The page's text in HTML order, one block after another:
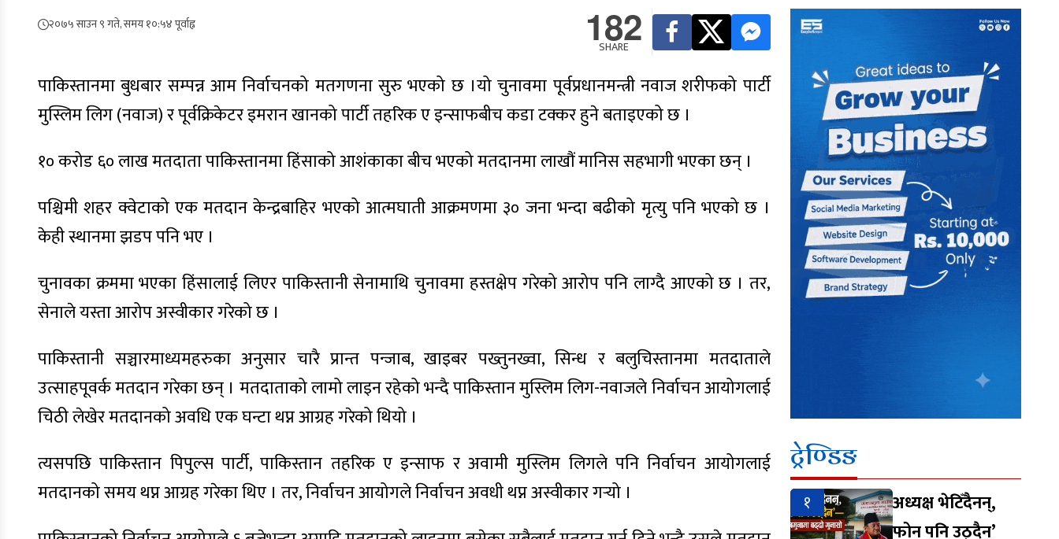
२०७५ साउन ९ गते, समय १०:५४ पूर्वाह्न 182
SHARE
पाकिस्तानमा बुधबार सम्पन्न आम निर्वाचनको मतगणना सुरु भएको छ ।यो चुनावमा पूर्वप्रधानमन्त्री नवाज शरीफको पार्टी
मुस्लिम लिग (नवाज) र पूर्वक्रिकेटर इमरान खानको पार्टी तहरिक ए इन्साफबीच कडा टक्कर हुने बताइएको छ ।
१० करोड ६० लाख मतदाता पाकिस्तानमा हिंसाको आशंकाका बीच भएको मतदानमा लाखौं मानिस सहभागी भएका छन् ।
पश्चिमी शहर क्वेटाको एक मतदान केन्द्रबाहिर भएको आत्मघाती आक्रमणमा ३० जना भन्दा बढीको मृत्यु पनि भएको छ ।
केही स्थानमा झडप पनि भए ।
चुनावका क्रममा भएका हिंसालाई लिएर पाकिस्तानी सेनामाथि चुनावमा हस्तक्षेप गरेको आरोप पनि लाग्दै आएको छ । तर,
सेनाले यस्ता आरोप अस्वीकार गरेको छ ।
पाकिस्तानी सञ्चारमाध्यमहरुका अनुसार चारै प्रान्त पन्जाब, खाइबर पख्तुनख्वा, सिन्ध र बलुचिस्तानमा मतदाताले
उत्साहपूवर्क मतदान गरेका छन् । मतदाताको लामो लाइन रहेको भन्दै पाकिस्तान मुस्लिम लिग-नवाजले निर्वाचन आयोगलाई
चिठी लेखेर मतदानको अवधि एक घन्टा थप्न आग्रह गरेको थियो ।
त्यसपछि पाकिस्तान पिपुल्स पार्टी, पाकिस्तान तहरिक ए इन्साफ र अवामी मुस्लिम लिगले पनि निर्वाचन आयोगलाई
मतदानको समय थप्न आग्रह गरेका थिए । तर, निर्वाचन आयोगले निर्वाचन अवधी थप्न अस्वीकार गर्‍यो ।
ट्रेण्डिङ
१
अध्यक्ष भेटिँदैनन्,
फोन पनि उठ्दैन’